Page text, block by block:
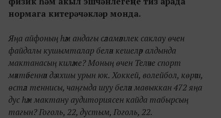
нормага китерәчәкләр монда.
Яңа айфоның һәм андагы сәламәтлек саклау өчен
файдалы кушымталар белән кешеләр алдында
мактанасың киләме? Моның өчен Теләче спорт
мәктәбеннән дә яхшы урын юк. Хоккей, волейбол, көрәш,
өстәл теннисы, чаңгыда шуу белән мавыккан 472 яңа
дус һәм мактану аудиториясен кайда табырсың
тагын? Гоголь, 22, дустым, Гоголь, 22.